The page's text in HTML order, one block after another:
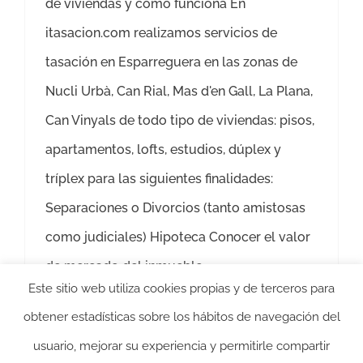
de viviendas y cómo funciona En
itasacion.com realizamos servicios de
tasación en Esparreguera en las zonas de
Nucli Urbà, Can Rial, Mas d'en Gall, La Plana,
Can Vinyals de todo tipo de viviendas: pisos,
apartamentos, lofts, estudios, dúplex y
tríplex para las siguientes finalidades:
Separaciones o Divorcios (tanto amistosas
como judiciales) Hipoteca Conocer el valor
de mercado del inmueble
Más información
Este sitio web utiliza cookies propias y de terceros para
obtener estadísticas sobre los hábitos de navegación del
usuario, mejorar su experiencia y permitirle compartir